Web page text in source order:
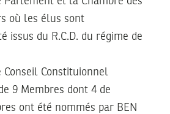
où les élus sont
issus du R.C.D. du régime de
Conseil Constituionnel
9 Membres dont 4 de
ont été nommés par BEN